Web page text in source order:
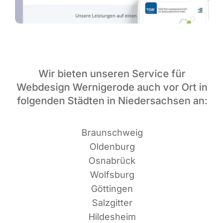
Wir bieten unseren Service für
Webdesign Wernigerode auch vor Ort in
folgenden Städten in Niedersachsen an:
Braun­schweig
Oldenburg
Osnabrück
Wolfsburg
Göttingen
Salzgitter
Hildesheim